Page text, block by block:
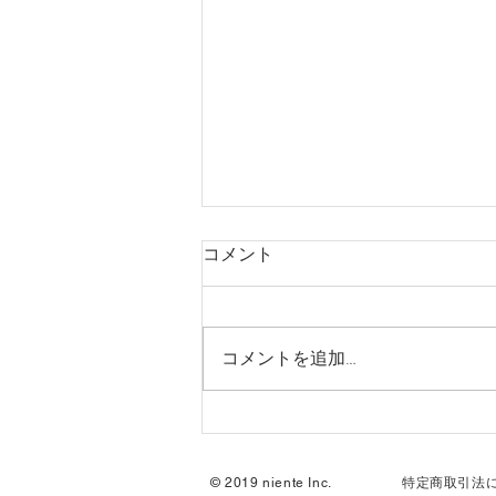
コメント
コメントを追加…
© 2019 niente Inc. 特定商取引法